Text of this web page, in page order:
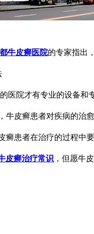
牛皮癣医院的专家指出
院才有专业的设备和
皮癣患者对疾病的治
患者在治疗的过程中
皮癣治疗常识 ，但愿牛